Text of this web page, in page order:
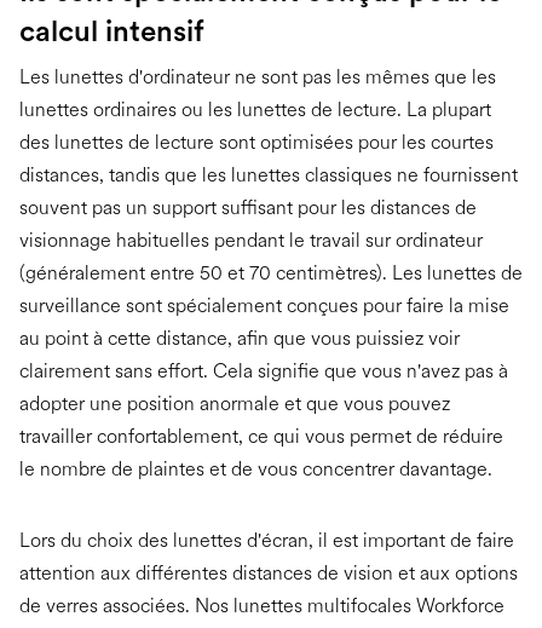
calcul intensif
Les lunettes d'ordinateur ne sont pas les mêmes que les
lunettes ordinaires ou les lunettes de lecture. La plupart
des lunettes de lecture sont optimisées pour les courtes
distances, tandis que les lunettes classiques ne fournissent
souvent pas un support suffisant pour les distances de
visionnage habituelles pendant le travail sur ordinateur
(généralement entre 50 et 70 centimètres). Les lunettes de
surveillance sont spécialement conçues pour faire la mise
au point à cette distance, afin que vous puissiez voir
clairement sans effort. Cela signifie que vous n'avez pas à
adopter une position anormale et que vous pouvez
travailler confortablement, ce qui vous permet de réduire
le nombre de plaintes et de vous concentrer davantage.
Lors du choix des lunettes d'écran, il est important de faire
attention aux différentes distances de vision et aux options
de verres associées. Nos lunettes multifocales Workforce